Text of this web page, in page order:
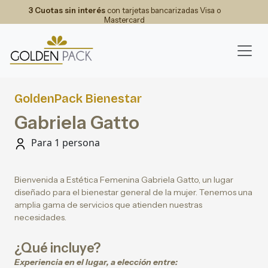
3 Cuotas sin interéscon tarjetas bancarizadas Visa o
Mastercard
GoldenPack Bienestar
Gabriela Gatto
Para 1 persona
Bienvenida a Estética Femenina Gabriela Gatto, un lugar
diseñado para el bienestar general de la mujer. Tenemos una
amplia gama de servicios que atienden nuestras
necesidades.
¿Qué incluye?
Experiencia en el lugar, a elección entre: